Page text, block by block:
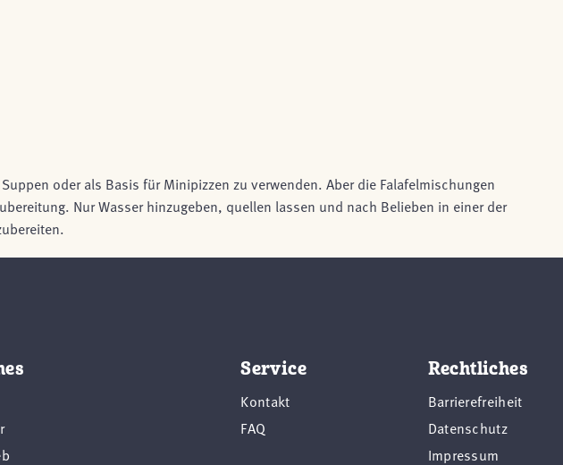
oder als Basis für Minipizzen zu verwenden. Aber die Falafelmischungen
Nur Wasser hinzugeben, quellen lassen und nach Belieben in einer der
Service
Kontakt
FAQ
Rechtliches
Barrierefreiheit
Datenschutz
Impressum